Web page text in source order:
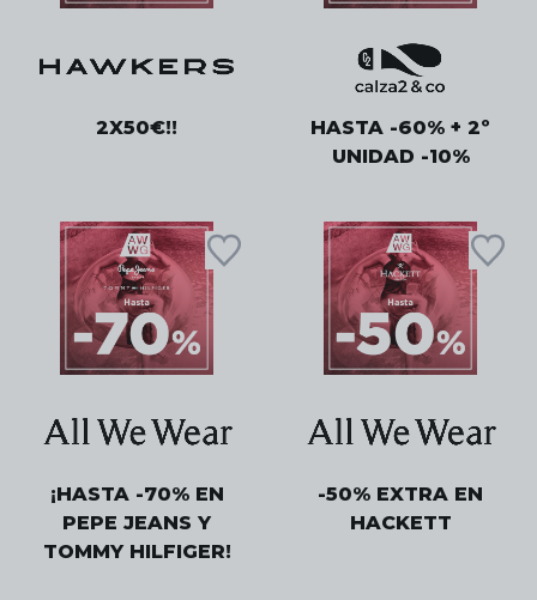
2X50€!!
HASTA -60% + 2º
UNIDAD -10%
¡HASTA -70% EN
PEPE JEANS Y
TOMMY HILFIGER!
-50% EXTRA EN
HACKETT